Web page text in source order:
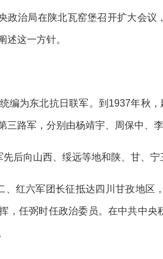
治局在陕北瓦窑堡召开扩大会议
述这一方针。
编为东北抗日联军。到1937年秋
三路军，分别由杨靖宇、周保中、
后向山西、绥远等地和陕、甘、
红六军团长征抵达四川甘孜地区
，任弼时任政治委员。在中共中